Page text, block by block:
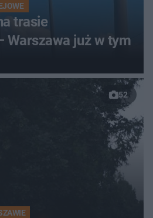
trasie
Warszawa już w tym
52